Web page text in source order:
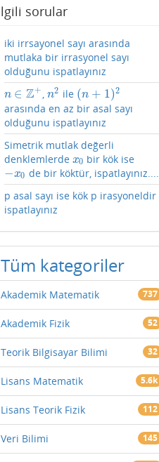
sorular
iki irrsayonel sayı arasında
mutlaka bir irrasyonel sayı
olduğunu ispatlayınız
n ∈ Z+
n∈Z + , n2
n2 ile (n + 1)2
(n+ 1)2
arasında en az bir asal sayı
olduğunu ispatlayınız
Simetrik mutlak değerli
denklemlerde x0
x0 bir kök ise
−x0
−x0
de bir köktür, ispatlayınız....
p asal sayı ise kök p irasyoneldir
ispatlayınız
Tüm kategoriler
Akademik Matematik 737
Akademik Fizik 52
Teorik Bilgisayar Bilimi 32
Lisans Matematik 5.6k
Lisans Teorik Fizik 112
Veri Bilimi 145